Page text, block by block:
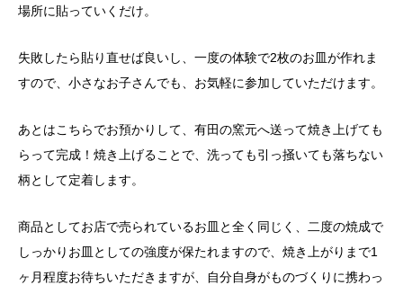
場所に貼っていくだけ。
失敗したら貼り直せば良いし、一度の体験で2枚のお皿が作れま
すので、小さなお子さんでも、お気軽に参加していただけます。
あとはこちらでお預かりして、有田の窯元へ送って焼き上げても
らって完成！焼き上げることで、洗っても引っ掻いても落ちない
柄として定着します。
商品としてお店で売られているお皿と全く同じく、二度の焼成で
しっかりお皿としての強度が保たれますので、焼き上がりまで1
ヶ月程度お待ちいただきますが、自分自身がものづくりに携わっ